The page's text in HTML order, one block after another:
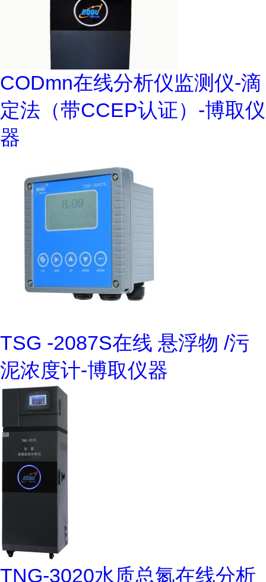
CODmn在线分析仪监测仪-滴
定法（带CCEP认证）-博取仪
器
TSG -2087S在线 悬浮物 /污
泥浓度计-博取仪器
TNG-3020水质总氮在线分析